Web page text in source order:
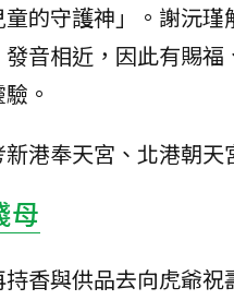
的守護神」。謝沅
音相近，因此有賜
。
港奉天宮、北港朝天
母
香與供品去向虎爺